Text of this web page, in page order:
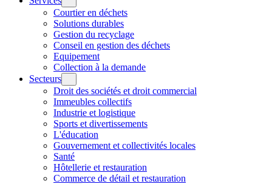
Courtier en déchets
Solutions durables
Gestion du recyclage
Conseil en gestion des déchets
Equipement
Collection à la demande
Secteurs
Droit des sociétés et droit commercial
Immeubles collectifs
Industrie et logistique
Sports et divertissements
L'éducation
Gouvernement et collectivités locales
Santé
Hôtellerie et restauration
Commerce de détail et restauration